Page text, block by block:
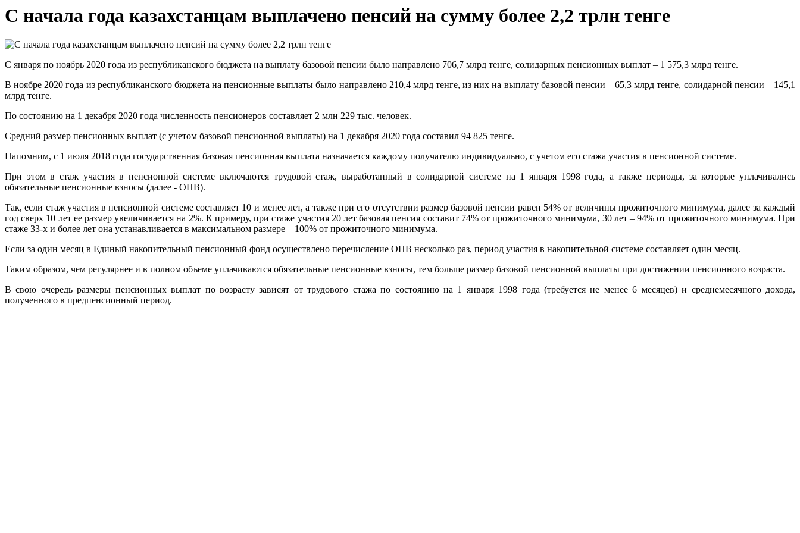
С начала года казахстанцам выплачено пенсий на сумму более 2,2 трлн тенге
С января по ноябрь 2020 года из республиканского бюджета на выплату базовой пенсии было направлено 706,7 млрд тенге, солидарных пенсионных выплат – 1 575,3 млрд тенге.
В ноябре 2020 года из республиканского бюджета на пенсионные выплаты было направлено 210,4 млрд тенге, из них на выплату базовой пенсии – 65,3 млрд тенге, солидарной пенсии – 145,1
млрд тенге.
По состоянию на 1 декабря 2020 года численность пенсионеров составляет 2 млн 229 тыс. человек.
Средний размер пенсионных выплат (с учетом базовой пенсионной выплаты) на 1 декабря 2020 года составил 94 825 тенге.
Напомним, с 1 июля 2018 года государственная базовая пенсионная выплата назначается каждому получателю индивидуально, с учетом его стажа участия в пенсионной системе.
При этом в стаж участия в пенсионной системе включаются трудовой стаж, выработанный в солидарной системе на 1 января 1998 года, а также периоды, за которые уплачивались
обязательные пенсионные взносы (далее - ОПВ).
Так, если стаж участия в пенсионной системе составляет 10 и менее лет, а также при его отсутствии размер базовой пенсии равен 54% от величины прожиточного минимума, далее за каждый
год сверх 10 лет ее размер увеличивается на 2%. К примеру, при стаже участия 20 лет базовая пенсия составит 74% от прожиточного минимума, 30 лет – 94% от прожиточного минимума. При
стаже 33-х и более лет она устанавливается в максимальном размере – 100% от прожиточного минимума.
Если за один месяц в Единый накопительный пенсионный фонд осуществлено перечисление ОПВ несколько раз, период участия в накопительной системе составляет один месяц.
Таким образом, чем регулярнее и в полном объеме уплачиваются обязательные пенсионные взносы, тем больше размер базовой пенсионной выплаты при достижении пенсионного возраста.
В свою очередь размеры пенсионных выплат по возрасту зависят от трудового стажа по состоянию на 1 января 1998 года (требуется не менее 6 месяцев) и среднемесячного дохода,
полученного в предпенсионный период.